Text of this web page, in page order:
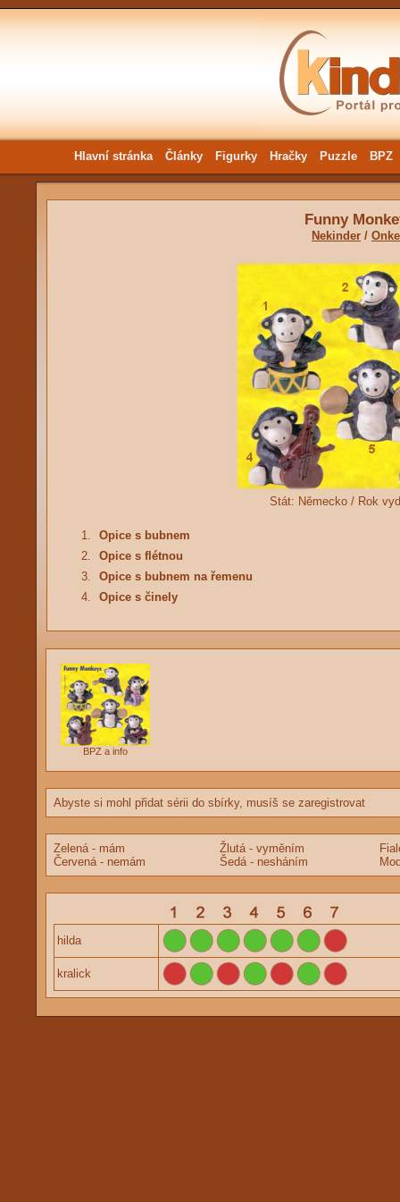
Hlavní stránka Články Figurky Hračky Puzzle BPZ
Funny
Nekinder /
Stát: Německo / Rok
1.
Opice s bubnem
2.
Opice s flétnou
3.
Opice s bubnem na řemenu
4.
Opice s činely
BPZ a info
Abyste si mohl přidat sérii do sbírky, musíš se zaregistrovat
Zelená - mám
Červená - nemám
Žlutá - vyměním
Šedá - nesháním
hilda
kralick